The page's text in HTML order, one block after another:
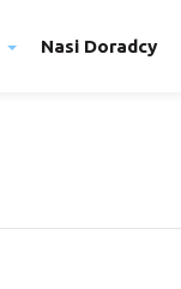
Nasi Doradcy